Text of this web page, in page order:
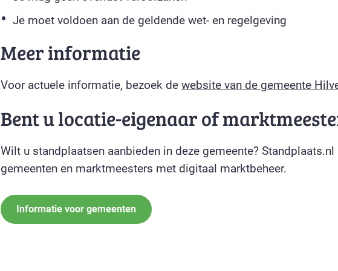
Je moet voldoen aan de geldende wet- en regelgeving
Meer informatie
Voor actuele informatie, bezoek de website van de gemeente
Bent u locatie-eigenaar of
Wilt u standplaatsen aanbieden in deze gemeente? Standplaats.nl
gemeenten en marktmeesters met digitaal marktbeheer.
Informatie voor gemeenten